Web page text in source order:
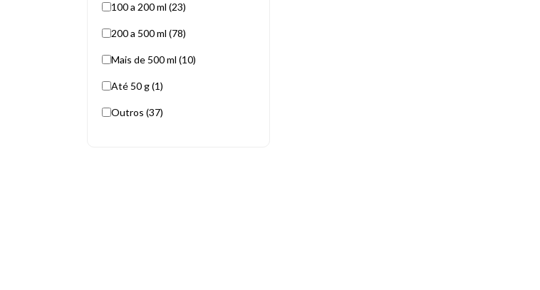
100 a 200 ml (23)
200 a 500 ml (78)
Mais de 500 ml (10)
Até 50 g (1)
Outros (37)